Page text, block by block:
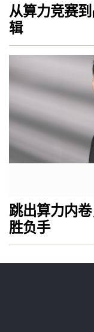
从算力竞赛
辑
跳出算力内
胜负手